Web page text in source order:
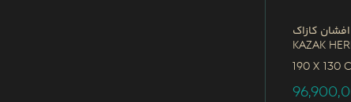
کازاک
Kazak
190 x 130